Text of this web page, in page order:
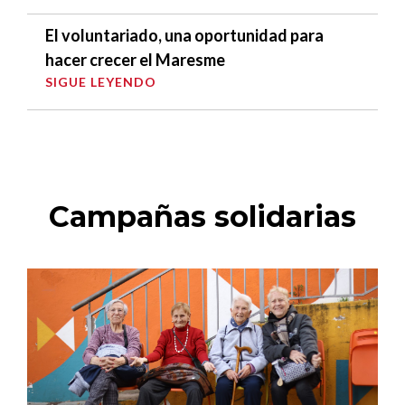
El voluntariado, una oportunidad para
hacer crecer el Maresme
SIGUE LEYENDO
Campañas solidarias